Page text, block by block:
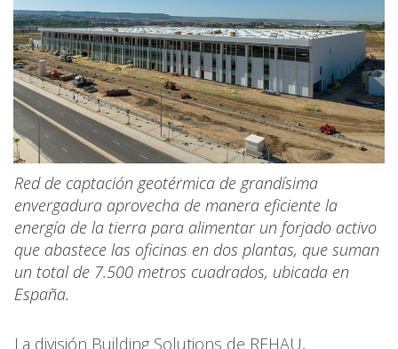
Red de captación geotérmica de grandísima
envergadura aprovecha de manera eficiente la
energía de la tierra para alimentar un forjado activo
que abastece las oficinas en dos plantas, que suman
un total de 7.500 metros cuadrados, ubicada en
España.
La división Building Solutions de REHAU,